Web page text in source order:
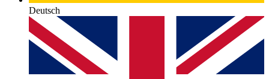
Deutsch